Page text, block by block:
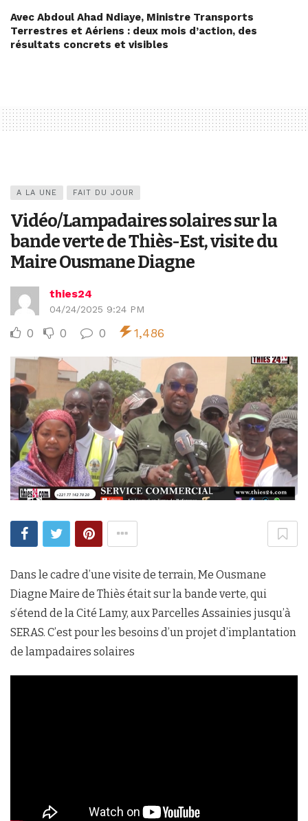
Avec Abdoul Ahad Ndiaye, Ministre Transports
Terrestres et Aériens : deux mois d’action, des
résultats concrets et visibles
A LA UNE FAIT DU JOUR
Vidéo/Lampadaires solaires sur la
bande verte de Thiès-Est, visite du
Maire Ousmane Diagne
thies24
04/24/2025 9:24 PM
0 0 0 1,486
Dans le cadre d’une visite de terrain, Me Ousmane
Diagne Maire de Thiès était sur la bande verte, qui
s’étend de la Cité Lamy, aux Parcelles Assainies jusqu’à
SERAS. C’est pour les besoins d’un projet d’implantation
de lampadaires solaires